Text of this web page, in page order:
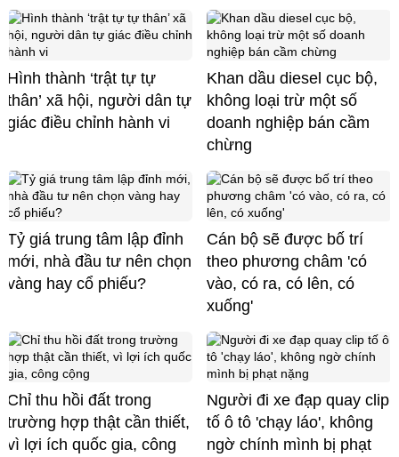
Hình thành ‘trật tự tự
thân’ xã hội, người dân tự
giác điều chỉnh hành vi
Khan dầu diesel cục bộ,
không loại trừ một số
doanh nghiệp bán cầm
chừng
Tỷ giá trung tâm lập đỉnh
mới, nhà đầu tư nên chọn
vàng hay cổ phiếu?
Cán bộ sẽ được bố trí
theo phương châm 'có
vào, có ra, có lên, có
xuống'
Chỉ thu hồi đất trong
trường hợp thật cần thiết,
vì lợi ích quốc gia, công
Người đi xe đạp quay clip
tố ô tô 'chạy láo', không
ngờ chính mình bị phạt